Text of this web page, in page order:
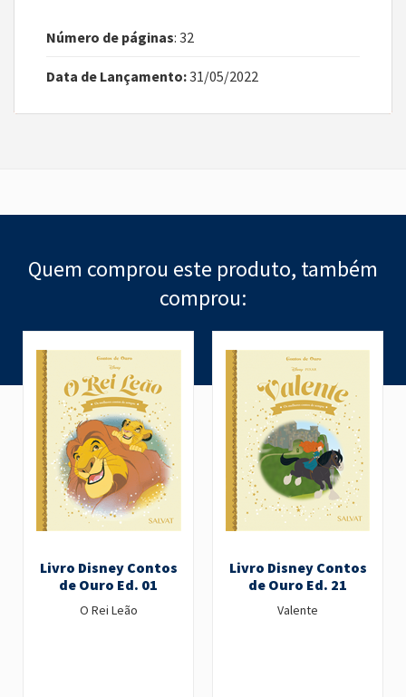
Número de páginas: 32
Data de Lançamento:31/05/2022
Quem comprou este produto, também
comprou:
Livro Disney Contos
de Ouro Ed. 01
O Rei Leão
Livro Disney Contos
de Ouro Ed. 21
Valente